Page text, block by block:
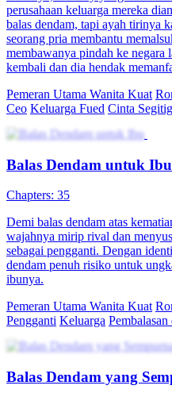
Balas Dendam selepas
90 Episodes
hidup rendah hati sebagai
isterinya Leng Nanxiang
menolak cinta Shen Mutian,
bilion dolar, tetapi Leng
Manlin, tanpa mengetahui
sebalik segalanya.
Balas DendamMiskin jadi Kaya